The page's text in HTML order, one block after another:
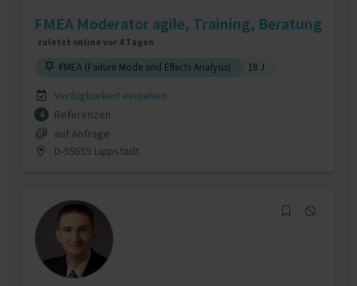
FMEA Moderator agile, Training, Beratung
zuletzt online vor 4 Tagen
FMEA (Failure Mode and Effects Analysis) 18 J.
Verfügbarkeit einsehen
4
Referenzen
auf Anfrage
D-59555 Lippstadt